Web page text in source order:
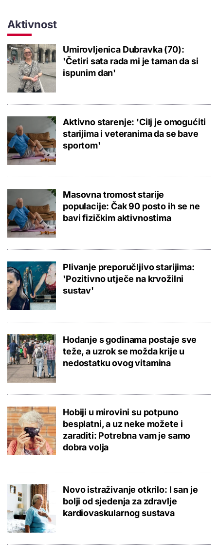
Aktivnost
Umirovljenica Dubravka (70):
'Četiri sata rada mi je taman da si
ispunim dan'
Aktivno starenje: 'Cilj je omogućiti
starijima i veteranima da se bave
sportom'
Masovna tromost starije
populacije: Čak 90 posto ih se ne
bavi fizičkim aktivnostima
Plivanje preporučljivo starijima:
'Pozitivno utječe na krvožilni
sustav'
Hodanje s godinama postaje sve
teže, a uzrok se možda krije u
nedostatku ovog vitamina
Hobiji u mirovini su potpuno
besplatni, a uz neke možete i
zaraditi: Potrebna vam je samo
dobra volja
Novo istraživanje otkrilo: I san je
bolji od sjedenja za zdravlje
kardiovaskularnog sustava